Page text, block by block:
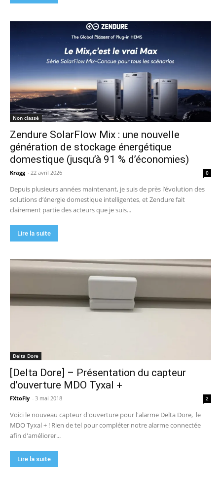
Non classé
Zendure SolarFlow Mix : une nouvelle
génération de stockage énergétique
domestique (jusqu’à 91 % d’économies)
Kragg - 22 avril 2026 0
Depuis plusieurs années maintenant, je suis de près l’évolution des
solutions d’énergie domestique intelligentes, et Zendure fait
clairement partie des acteurs que je suis...
Lire la suite
Delta Dore
[Delta Dore] – Présentation du capteur
d’ouverture MDO Tyxal +
FXtoFly - 3 mai 2018 2
Voici le nouveau capteur d'ouverture pour l'alarme Delta Dore, le
MDO Tyxal + ! Rien de tel pour compléter notre alarme connectée
afin d'améliorer...
Lire la suite